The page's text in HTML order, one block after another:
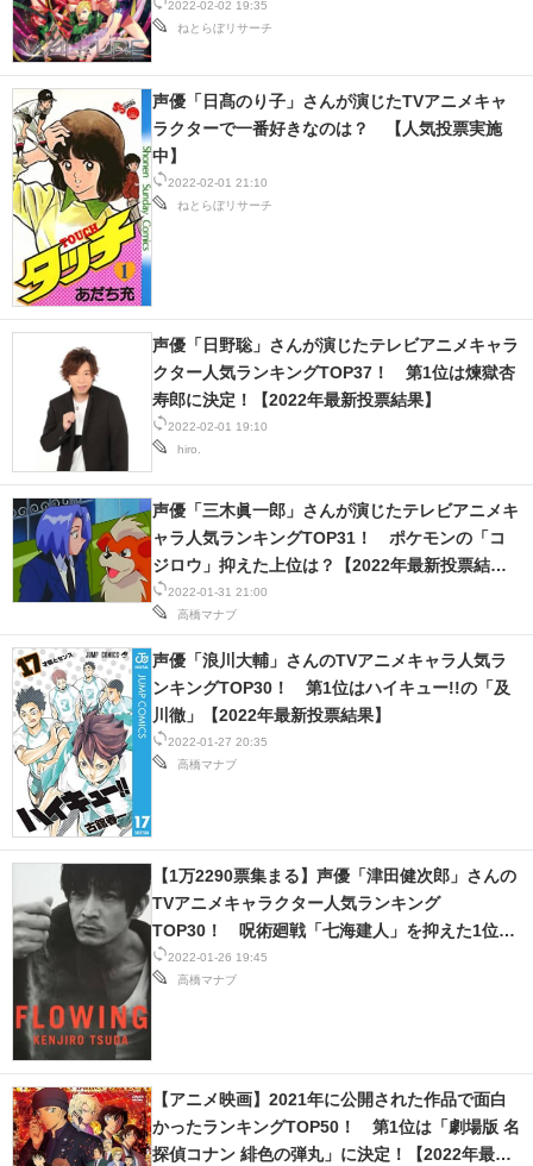
2022-02-02 19:35
ねとらぼリサーチ
2022-02-01 21:10
ねとらぼリサーチ
声優「日髙のり子」さんが演じたTVアニメキャ
ラクターで一番好きなのは？ 【人気投票実施
中】
2022-02-01 19:10
hiro.
声優「日野聡」さんが演じたテレビアニメキャラ
クター人気ランキングTOP37！ 第1位は煉獄杏
寿郎に決定！【2022年最新投票結果】
2022-01-31 21:00
高橋マナブ
声優「三木眞一郎」さんが演じたテレビアニメキ
ャラ人気ランキングTOP31！ ポケモンの「コ
ジロウ」抑えた上位は？【2022年最新投票結
果】
2022-01-27 20:35
高橋マナブ
声優「浪川大輔」さんのTVアニメキャラ人気ラ
ンキングTOP30！ 第1位はハイキュー!!の「及
川徹」【2022年最新投票結果】
2022-01-26 19:45
高橋マナブ
【1万2290票集まる】声優「津田健次郎」さんの
TVアニメキャラクター人気ランキング
TOP30！ 呪術廻戦「七海建人」を抑えた1位
は？【2022年最新投票結果】
【アニメ映画】2021年に公開された作品で面白
かったランキングTOP50！ 第1位は「劇場版 名
探偵コナン 緋色の弾丸」に決定！【2022年最新